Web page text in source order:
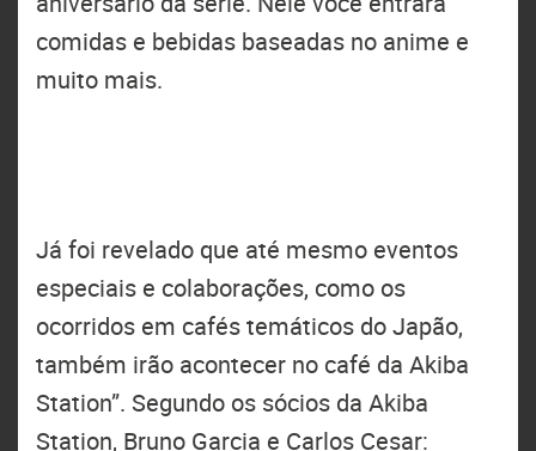
comidas e bebidas baseadas no anime e
muito mais.
Já foi revelado que até mesmo eventos
especiais e colaborações, como os
ocorridos em cafés temáticos do Japão,
também irão acontecer no café da Akiba
Station”. Segundo os sócios da Akiba
Station, Bruno Garcia e Carlos Cesar: